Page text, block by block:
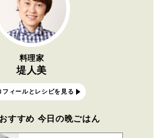
料理家
堤人美
フィールとレシピを見る
すすめ 今日の晩ごはん